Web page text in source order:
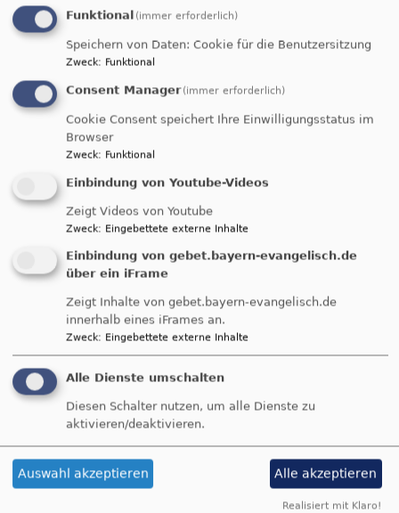
Musik.
Wir wirken mit bei Gottesdiensten und
Kirchenfesten in der eigenen sowie in
Nachbargemeinden, gestalten Hochzeiten und
ökumenische Gottesdienste und treten bei
verschiedenen kulturellen Veranstaltungen auf.
der Chor immer wieder gibt. Auch für diesen
Sommer 2020 hatten wir ein Konzert geplant,
welches wir wegen der Corona-Pandemie leider
ausfallen lassen müssen. Zur Vorbereitung der
Konzerte treffen wir uns etwa einmal im Jahr zu
einem Probenwochenende.
Der Gospelchor der Friedenskirche Dachau wurde
im Jahre 1994 von Anne Pfaehler gegründet und
von 1998 bis 2015 von Erich Unterholzner
ehrenamtlich geleitet. 2015 übernahm Julia Ebert
die Leitung des Chores.
Haben
Sie Lust
Funktional (immer erforderlich)
Speichern von Daten: Cookie für die Benutzersitzung
Zweck: Funktional
Consent Manager (immer erforderlich)
Cookie Consent speichert Ihre Einwilligungsstatus im
Browser
Zweck: Funktional
Einbindung von Youtube-Videos
Zeigt Videos von Youtube
Zweck: Eingebettete externe Inhalte
Einbindung von gebet.bayern-evangelisch.de
über ein iFrame
Zeigt Inhalte von gebet.bayern-evangelisch.de
innerhalb eines iFrames an.
Zweck: Eingebettete externe Inhalte
Alle Dienste umschalten
Diesen Schalter nutzen, um alle Dienste zu
aktivieren/deaktivieren.
Auswahl akzeptieren Alle akzeptieren
Realisiert mit Klaro!